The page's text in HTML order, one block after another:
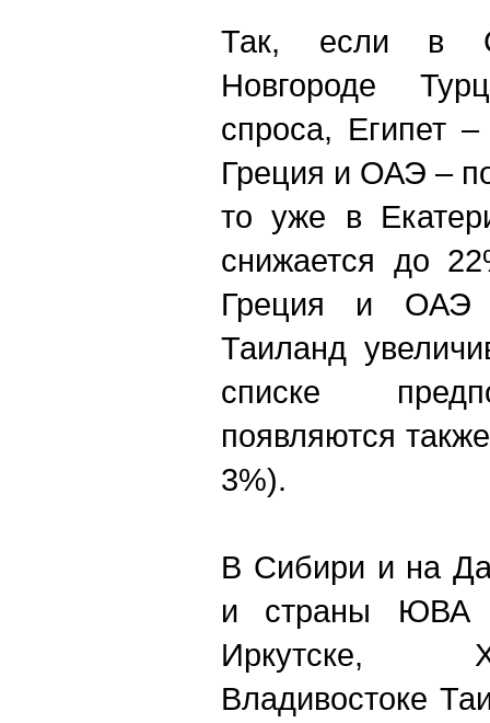
Так, если в
Новгороде
спроса, Египет
Греция и ОАЭ –
то уже в
снижается до
Греция и ОАЭ
Таиланд
списке
появляются
3%).
В Сибири и на
и страны ЮВА
Иркутске,
Владивостоке